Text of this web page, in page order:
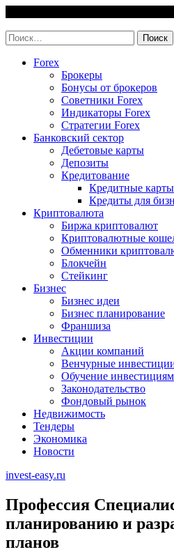
content
Найти:
Forex
Брокеры
Бонусы от брокеров
Советники Forex
Индикаторы Forex
Стратегии Forex
Банковский сектор
Дебетовые карты
Депозиты
Кредитование
Кредитные карты
Кредиты для
Криптовалюта
Биржа криптовалют
Криптовалютные
Обменники
Блокчейн
Стейкинг
Бизнес
Бизнес идеи
Бизнес планирование
Франшиза
Инвестиции
Акции компаний
Венчурные
Обучение инвестициям
Законодательство
Фондовый рынок
Недвижимость
Тендеры
Экономика
Новости
invest-easy.ru
Профессия
планированию и
планов